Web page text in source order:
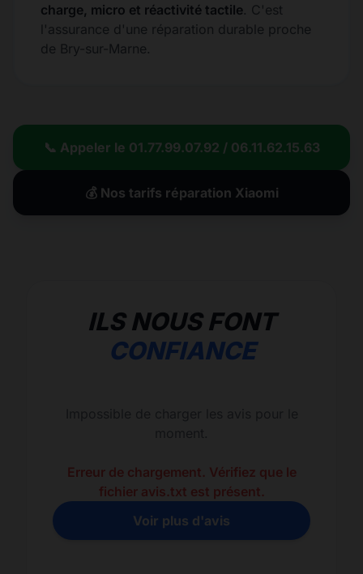
charge, micro et réactivité tactile. C'est
l'assurance d'une réparation durable proche
de Bry-sur-Marne.
📞 Appeler le 01.77.99.07.92 / 06.11.62.15.63
💰 Nos tarifs réparation Xiaomi
ILS NOUS FONT
CONFIANCE
Erreur de chargement. Vérifiez que le
fichier avis.txt est présent.
Voir plus d'avis